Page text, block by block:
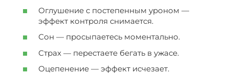
Оглушение с постепенным уроном —
эффект контроля снимается.
Сон — просыпаетесь моментально.
Страх — перестаете бегать в ужасе.
Оцепенение — эффект исчезает.